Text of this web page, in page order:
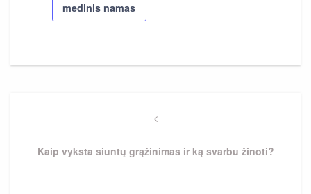
medinis namas
Previous
Kaip vyksta siuntų grąžinimas ir ką svarbu žinoti?